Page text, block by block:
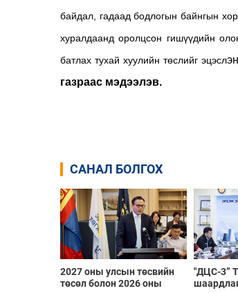
байдал, гадаад бодлогын байнгын
хуралдаанд оролцсон гишүүдийн
батлах тухай хуулийн төслийг эцэсл
газраас мэдээлэв.
САНАЛ БОЛГОХ
2027 оны улсын төсвийн
төсөл болон 2026 оны
"ДЦС-3”